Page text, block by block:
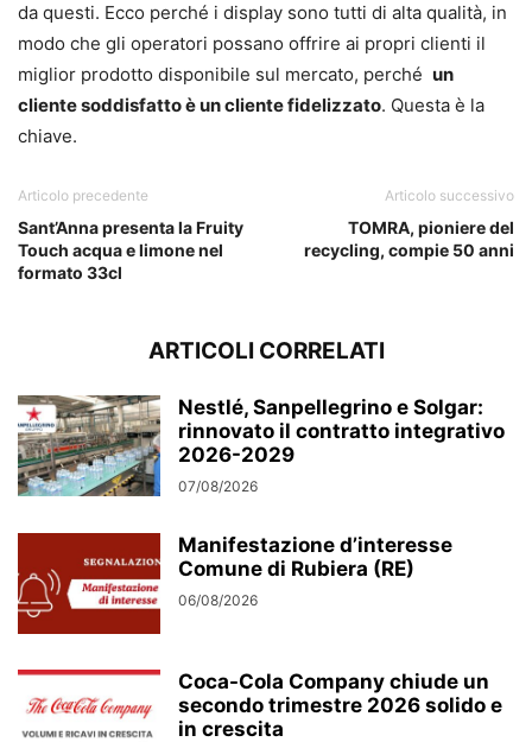
da questi. Ecco perché i display sono tutti di alta qualità, in
modo che gli operatori possano offrire ai propri clienti il ​​
miglior prodotto disponibile sul mercato, perché un
cliente soddisfatto è un cliente fidelizzato. Questa è la
chiave.
Articolo precedente
Sant’Anna presenta la Fruity
Touch acqua e limone nel
formato 33cl
Articolo successivo
TOMRA, pioniere del
recycling, compie 50 anni
ARTICOLI CORRELATI
Nestlé, Sanpellegrino e Solgar:
rinnovato il contratto integrativo
2026-2029
07/08/2026
Manifestazione d’interesse
Comune di Rubiera (RE)
06/08/2026
Coca-Cola Company chiude un
secondo trimestre 2026 solido e
in crescita